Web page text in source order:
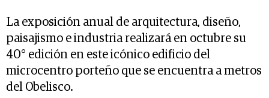
La exposición anual de arquitectura, diseño,
paisajismo e industria realizará en octubre su
40° edición en este icónico edificio del
microcentro porteño que se encuentra a metros
del Obelisco.